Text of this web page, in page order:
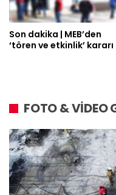
Son dakika | MEB’den
‘tören ve etkinlik’ kararı
FOTO & VİDEO